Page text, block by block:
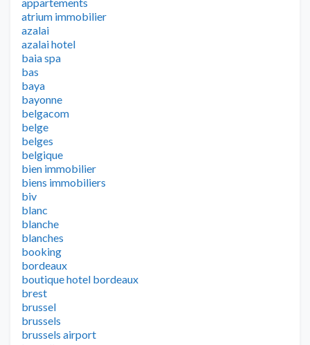
atrium immobilier
azalai
azalai hotel
baia spa
bas
baya
bayonne
belgacom
belge
belges
belgique
bien immobilier
biens immobiliers
biv
blanc
blanche
blanches
booking
bordeaux
boutique hotel bordeaux
brest
brussel
brussels
brussels airport